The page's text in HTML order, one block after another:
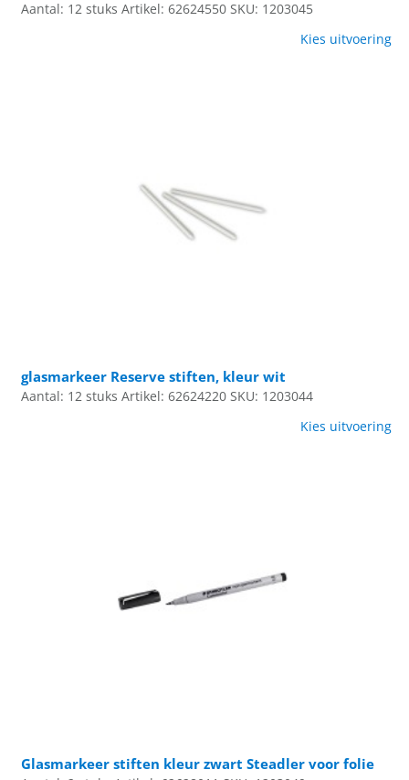
Aantal: 12 stuks Artikel: 62624550 SKU: 1203045
Kies uitvoering
glasmarkeer Reserve stiften, kleur wit
Aantal: 12 stuks Artikel: 62624220 SKU: 1203044
Kies uitvoering
Glasmarkeer stiften kleur zwart Steadler voor folie